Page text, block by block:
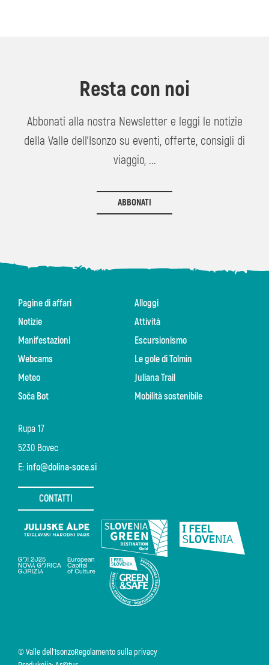
Resta con noi
Abbonati alla nostra Newsletter e leggi le notizie
della Valle dell'Isonzo su eventi, offerte, consigli di
viaggio, ...
ABBONATI
Rupa 17
5230 Bovec
E: info@dolina-soce.si
CONTATTI
Pagine di affari
Notizie
Manifestazioni
Webcams
Meteo
Soča Bot
Alloggi
Attività
Escursionismo
Le gole di Tolmin
Juliana Trail
Mobilità sostenibile
© Valle dell'IsonzoRegolamento sulla privacy